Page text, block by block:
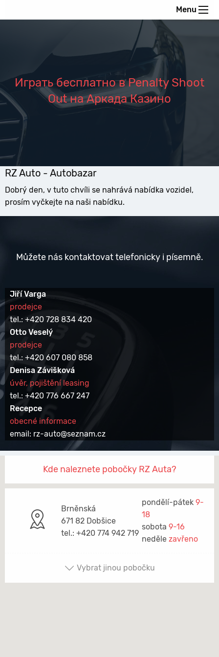
Menu
Играть бесплатно в Penalty Shoot
Out на Аркада Казино
RZ Auto - Autobazar
Dobrý den, v tuto chvíli se nahrává nabídka vozidel,
prosím vyčkejte na naši nabídku.
Můžete nás kontaktovat telefonicky i písemně.
Jiří Varga
prodejce
tel.: +420 728 834 420
Otto Veselý
prodejce
tel.: +420 607 080 858
Denisa Závišková
úvěr, pojištění leasing
tel.: +420 776 667 247
Recepce
obecné informace
email: rz-auto@seznam.cz
Kde naleznete pobočky RZ Auta?
Brněnská
671 82 Dobšice
tel.: +420 774 942 719
pondělí-pátek 9-
18
sobota 9-16
neděle zavřeno
Vybrat jinou pobočku